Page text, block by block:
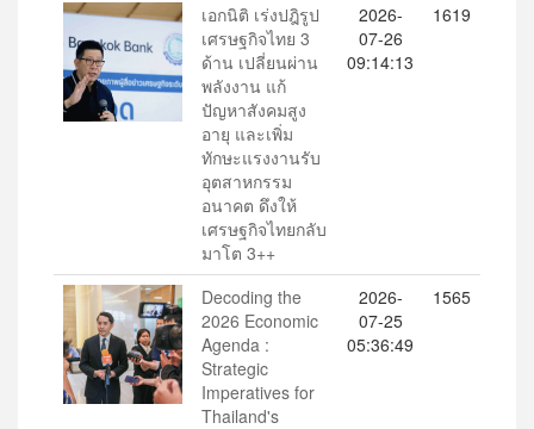
เอกนิติ เร่งปฎิรูป
เศรษฐกิจไทย 3
ด้าน เปลี่ยนผ่าน
พลังงาน แก้
ปัญหาสังคมสูง
อายุ และเพิ่ม
ทักษะแรงงานรับ
อุตสาหกรรม
อนาคต ดึงให้
เศรษฐกิจไทยกลับ
มาโต 3++
2026-
07-26
09:14:13
1619
Decoding the
2026 Economic
Agenda :
Strategic
Imperatives for
Thailand's
2026-
07-25
05:36:49
1565